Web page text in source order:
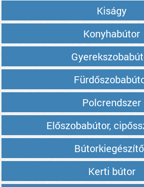
Kiságy
Konyhabútor
Polcrendszer
Előszobabútor,
Kerti bútor